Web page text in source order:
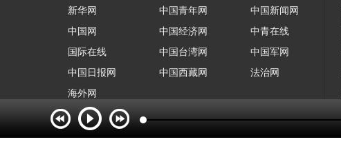
新华网
中国网
国际在线
中国日报网
海外网
中国青年网
中国经济网
中国台湾网
中国西藏网
中国新闻网
中青在线
中国军网
法治网